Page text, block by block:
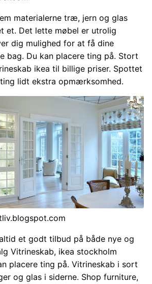
materialerne træ, jern og glas
et. Det lette møbel er utrolig
dig mulighed for at få dine
bag. Du kan placere ting på. Stort
ikea til billige priser. Spottet
lidt ekstra opmærksomhed.
et godt tilbud på både nye og
Vitrineskab, ikea stockholm
placere ting på. Vitrineskab i sort
og glas i siderne. Shop furniture,